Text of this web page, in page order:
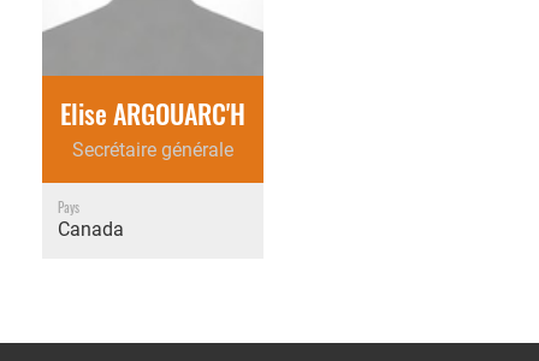
Elise ARGOUARC'H
Secrétaire générale
Pays
Canada